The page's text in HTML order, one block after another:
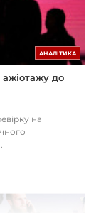
АНАЛІТИКА
ажіотажу до
на